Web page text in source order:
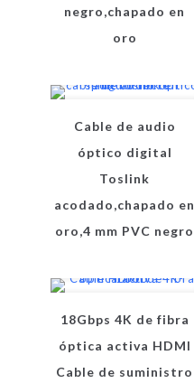
negro,chapado en
oro
Cable de audio
óptico digital
Toslink
acodado,chapado en
oro,4 mm PVC negro
18Gbps 4K de fibra
óptica activa HDMI
Cable de suministro